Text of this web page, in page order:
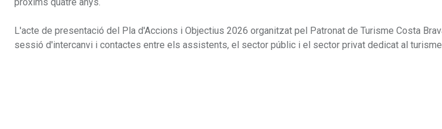
pròxims quatre anys.
L'acte de presentació del Pla d'Accions i Objectius 2026 organitzat pel Patronat de Turisme Costa
sessió d'intercanvi i contactes entre els assistents, el sector públic i el sector privat dedicat al